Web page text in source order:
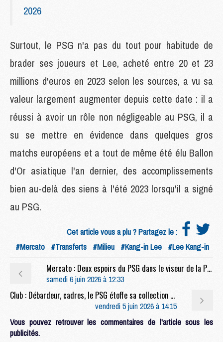
2026
Surtout, le PSG n'a pas du tout pour habitude de
brader ses joueurs et Lee, acheté entre 20 et 23
millions d'euros en 2023 selon les sources, a vu sa
valeur largement augmenter depuis cette date : il a
réussi à avoir un rôle non négligeable au PSG, il a
su se mettre en évidence dans quelques gros
matchs européens et a tout de même été élu Ballon
d'Or asiatique l'an dernier, des accomplissements
bien au-delà des siens à l'été 2023 lorsqu'il a signé
au PSG.
Cet article vous a plu ? Partagez le :
#Mercato #Transferts #Milieu #Kang-in Lee #Lee Kang-in
Mercato : Deux espoirs du PSG dans le viseur de la Premier League
samedi 6 juin 2026 à 12:33
Club : Débardeur, cadres, le PSG étoffe sa collection Back 2 Back
vendredi 5 juin 2026 à 14:15
Vous pouvez retrouver les commentaires de l'article sous les
publicités.